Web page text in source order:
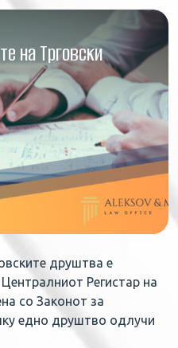
на Трговски
друштва е
Регистар на
со Законот за
едно друштво одлучи